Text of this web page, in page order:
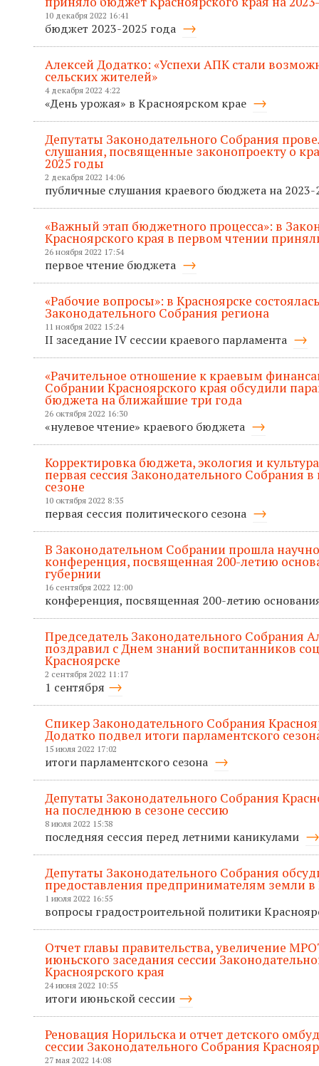
10 декабря 2022 16:41
бюджет 2023-2025 года
Алексей Додатко: «Успехи АПК стали
сельских жителей»
4 декабря 2022 4:22
«День урожая» в Красноярском крае
Депутаты Законодательного Собрания
слушания, посвященные законопроекту о
2025 годы
2 декабря 2022 14:06
публичные слушания краевого бюджета на
«Важный этап бюджетного процесса»: в
Красноярского края в первом чтении
26 ноября 2022 17:54
первое чтение бюджета
«Рабочие вопросы»: в Красноярске
Законодательного Собрания региона
11 ноября 2022 15:24
II заседание IV сессии краевого парламента
«Рачительное отношение к краевым
Собрании Красноярского края обсудили
бюджета на ближайшие три года
26 октября 2022 16:30
«нулевое чтение» краевого бюджета
Корректировка бюджета, экология и
первая сессия Законодательного Собрания
сезоне
10 октября 2022 8:35
первая сессия политического сезона
В Законодательном Собрании прошла
конференция, посвященная 200-летию
губернии
16 сентября 2022 12:00
конференция, посвященная 200-летию
Председатель Законодательного Собрания
поздравил с Днем знаний воспитанников
Красноярске
2 сентября 2022 11:17
1 сентября
Спикер Законодательного Собрания
Додатко подвел итоги парламентского
15 июля 2022 17:02
итоги парламентского сезона
Депутаты Законодательного Собрания
на последнюю в сезоне сессию
8 июля 2022 15:38
последняя сессия перед летними каникулами
Депутаты Законодательного Собрания
предоставления предпринимателям земли в
1 июля 2022 16:55
вопросы градостроительной политики
Отчет главы правительства, увеличение
июньского заседания сессии
Красноярского края
24 июня 2022 10:55
итоги июньской сессии
Реновация Норильска и отчет детского
сессии Законодательного Собрания
27 мая 2022 14:08